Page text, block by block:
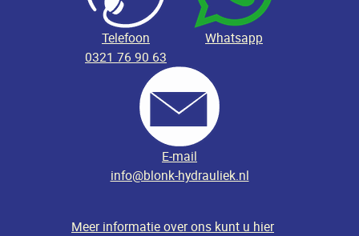
Telefoon
Whatsapp
0321 76 90 63
E-mail
info@blonk-hydrauliek.nl
Meer informatie over ons kunt u hier